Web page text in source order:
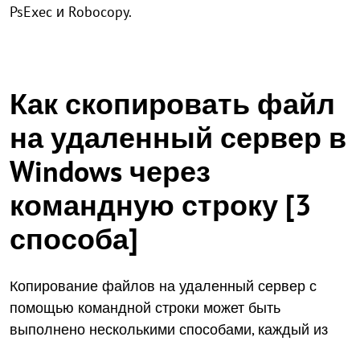
PsExec и Robocopy.
Как скопировать файл
на удаленный сервер в
Windows через
командную строку [3
способа]
Копирование файлов на удаленный сервер с
помощью командной строки может быть
выполнено несколькими способами, каждый из